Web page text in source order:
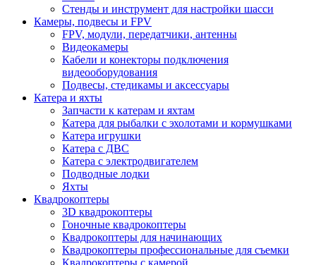
Стенды и инструмент для настройки шасси
Камеры, подвесы и FPV
FPV, модули, передатчики, антенны
Видеокамеры
Кабели и конекторы подключения
видеооборудования
Подвесы, стедикамы и аксессуары
Катера и яхты
Запчасти к катерам и яхтам
Катера для рыбалки с эхолотами и кормушками
Катера игрушки
Катера с ДВС
Катера с электродвигателем
Подводные лодки
Яхты
Квадрокоптеры
3D квадрокоптеры
Гоночные квадрокоптеры
Квадрокоптеры для начинающих
Квадрокоптеры профессиональные для съемки
Квадрокоптеры с камерой